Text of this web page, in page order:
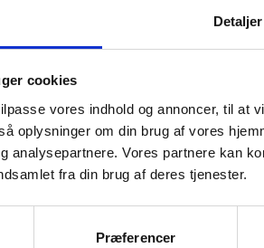
Detaljer
cookies
vores indhold og annoncer, til at
oplysninger om din brug af vores
analysepartnere. Vores partnere kan
fra din brug af deres tjenester.
Præferencer
Varenummer (SKU):